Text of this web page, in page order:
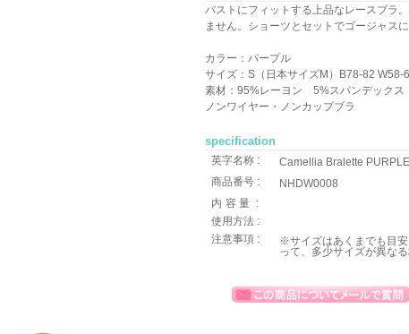
バストにフィットする上品なレースブラ
ません。ショーツとセットでゴージャス
カラー：パープル
サイズ：S（日本サイズM）B78-82 W58-
素材：95%レーヨン 5%スパンデックス
ノンワイヤー・ノンカップブラ
specification
英字名称 :
Camellia Bralette
商品番号 :
NHDW0008
内容量 :
使用方法 :
注意事項 :
※サイズはあくまでも目
って、多少サイズが異な